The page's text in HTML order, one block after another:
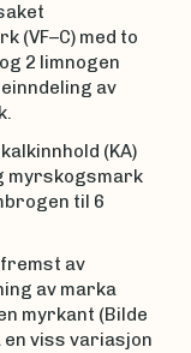
(VF–C) med to
2 limnogen
av
(KA)
myrskogsmark
til 6
av
av marka
myrkant (Bilde
en viss variasjon